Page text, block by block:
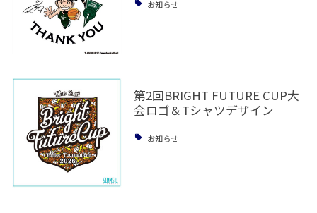
お知らせ
第2回BRIGHT FUTURE CUP大
会ロゴ＆Tシャツデザイン
お知らせ